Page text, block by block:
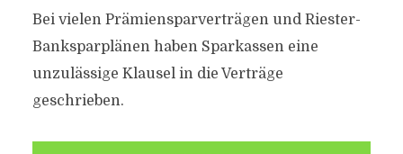
Bei vielen Prämiensparverträgen und Riester-
Banksparplänen haben Sparkassen eine
unzulässige Klausel in die Verträge
geschrieben.